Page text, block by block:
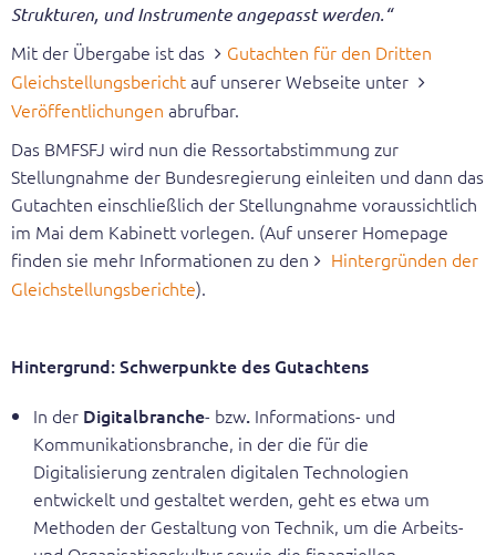
Strukturen, und Instrumente angepasst werden.“
Mit der Übergabe ist das
Gutachten für den Dritten
Gleichstellungsberichtauf unserer Webseite unter
Veröffentlichungen abrufbar.
Das BMFSFJ wird nun die Ressortabstimmung zur
Stellungnahme der Bundesregierung einleiten und dann das
Gutachten einschließlich der Stellungnahme voraussichtlich
im Mai dem Kabinett vorlegen. (Auf unserer Homepage
finden sie mehr Informationen zu den
Hintergründen der
Gleichstellungsberichte).
Hintergrund: Schwerpunkte des Gutachtens
In der Digitalbranche- bzw. Informations- und
Kommunikationsbranche, in der die für die
Digitalisierung zentralen digitalen Technologien
entwickelt und gestaltet werden, geht es etwa um
Methoden der Gestaltung von Technik, um die Arbeits-